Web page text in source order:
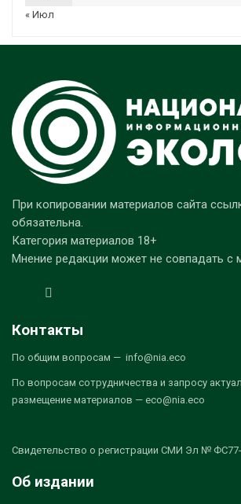
« Июл
При копировании материалов сайта
обязательна.
Категория материалов 18+
Мнение редакции может не совпадать с
Контакты
По общим вопросам — info@nia.eco
По вопросам сотрудничества и запросу
размещение материалов — eco@nia.eco
Свидетельство о регистрации СМИ Эл №
Об издании